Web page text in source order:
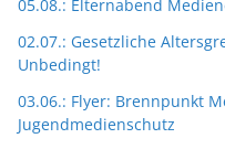
05.08.: Elternabend
02.07.: Gesetzliche
Unbedingt!
03.06.: Flyer: Brennpunkt
Jugendmedienschutz